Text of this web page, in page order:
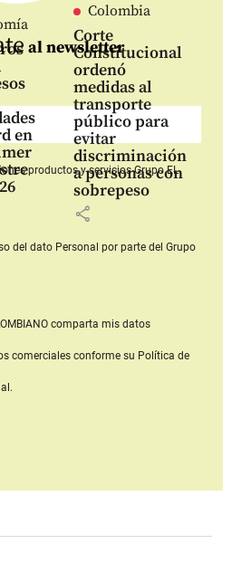
en
Colombia
Corte
Constitucional
ordenó
medidas al
transporte
público para
evitar
discriminación
a personas con
sobrepeso
share
al newsletter
productos y serviciosGrupo EL
del dato Personal por parte del Grupo
comparta mis datos
comerciales conforme su Política de